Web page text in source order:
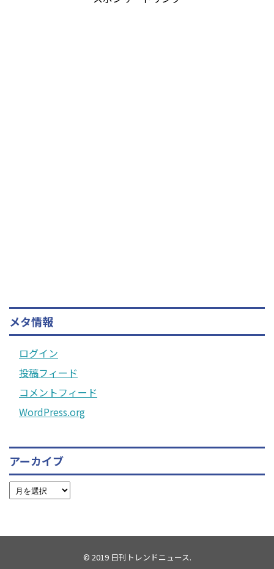
メタ情報
ログイン
投稿フィード
コメントフィード
WordPress.org
アーカイブ
© 2019 日刊トレンドニュース.